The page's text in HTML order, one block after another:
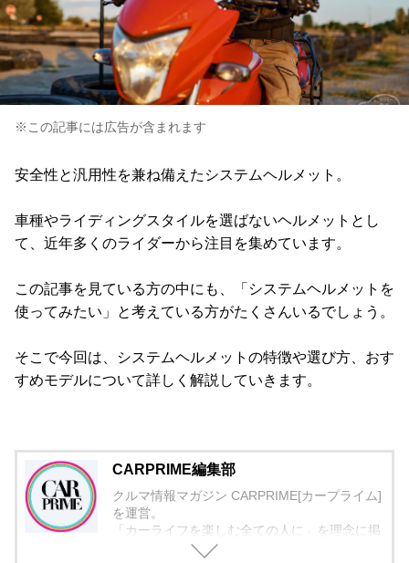
※この記事には広告が含まれます
安全性と汎用性を兼ね備えたシステムヘルメット。
車種やライディングスタイルを選ばないヘルメットとし
て、近年多くのライダーから注目を集めています。
この記事を見ている方の中にも、「システムヘルメットを
使ってみたい」と考えている方がたくさんいるでしょう。
そこで今回は、システムヘルメットの特徴や選び方、おす
すめモデルについて詳しく解説していきます。
CARPRIME編集部
クルマ情報マガジン CARPRIME[カープライム]
を運営。
「カーライフを楽しむ全ての人に」を理念に掲
げ、編集に取り組んでいます。